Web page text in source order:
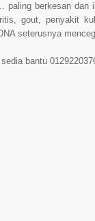
berkesan dan
gout, penyakit
seterusnya
bantu